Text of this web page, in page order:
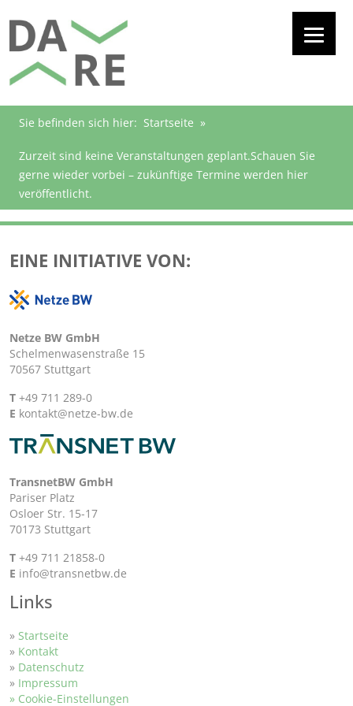
Sie befinden sich hier: Startseite »
Zurzeit sind keine Veranstaltungen geplant.Schauen Sie
gerne wieder vorbei – zukünftige Termine werden hier
veröffentlicht.
EINE INITIATIVE VON:
Netze BW GmbH
Schelmenwasenstraße 15
70567 Stuttgart
T +49 711 289-0
E kontakt@netze-bw.de
TransnetBW GmbH
Pariser Platz
Osloer Str. 15-17
70173 Stuttgart
T +49 711 21858-0
E info@transnetbw.de
Links
» Startseite
» Kontakt
» Datenschutz
» Impressum
» Cookie-Einstellungen